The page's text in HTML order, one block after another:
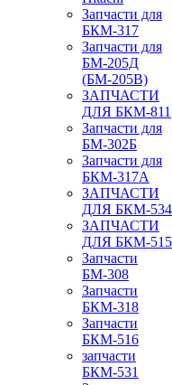
Запчасти для
БКМ-317
Запчасти для
БМ-205Д
(БМ-205В)
ЗАПЧАСТИ
ДЛЯ БКМ-811
Запчасти для
БМ-302Б
Запчасти для
БКМ-317А
ЗАПЧАСТИ
ДЛЯ БКМ-534
ЗАПЧАСТИ
ДЛЯ БКМ-515
Запчасти
БМ-308
Запчасти
БКМ-318
Запчасти
БКМ-516
запчасти
БКМ-531